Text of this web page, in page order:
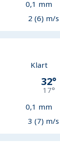
0,1 mm
2 (6) m/s
Klart
32°
17°
0,1 mm
3 (7) m/s